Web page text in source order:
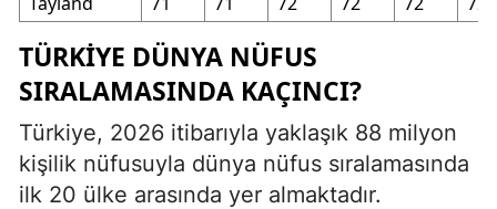
TÜRKIYE DÜNYA NÜFUS
SIRALAMASINDA KAÇINCI?
Türkiye, 2026 itibarıyla yaklaşık 88 milyon
kişilik nüfusuyla dünya nüfus sıralamasında
ilk 20 ülke arasında yer almaktadır.